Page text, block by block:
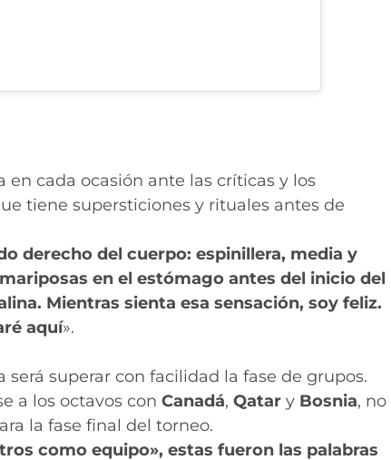
en cada ocasión ante las críticas y los
tiene supersticiones y rituales antes de
derecho del cuerpo: espinillera, media y
en el estómago antes del inicio del
Mientras sienta esa sensación, soy feliz.
aquí».
superar con facilidad la fase de grupos.
a los octavos con Canadá, Qatary Bosnia, no
la fase final del torneo.
como equipo», estas fueron las palabras